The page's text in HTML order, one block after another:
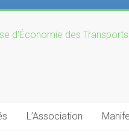
L’Association